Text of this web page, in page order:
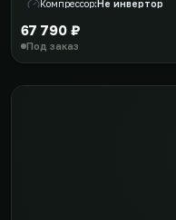
Компрессор Не инвертор
67 790 ₽
Под заказ